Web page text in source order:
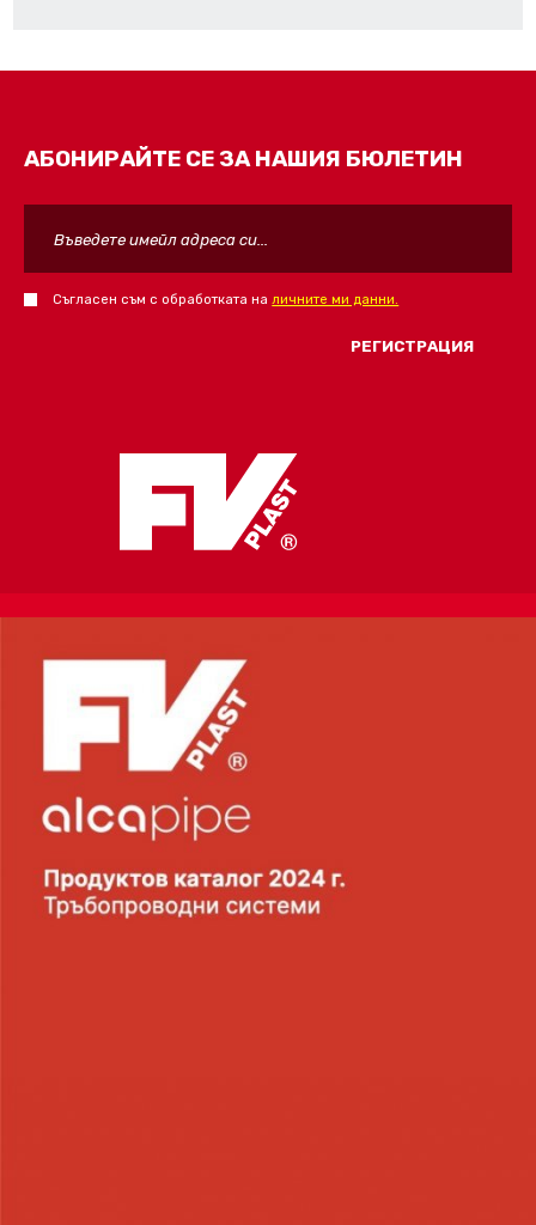
АБОНИРАЙТЕ СЕ ЗА НАШИЯ БЮЛЕТИН
Съгласен съм с обработката наличните ми данни.